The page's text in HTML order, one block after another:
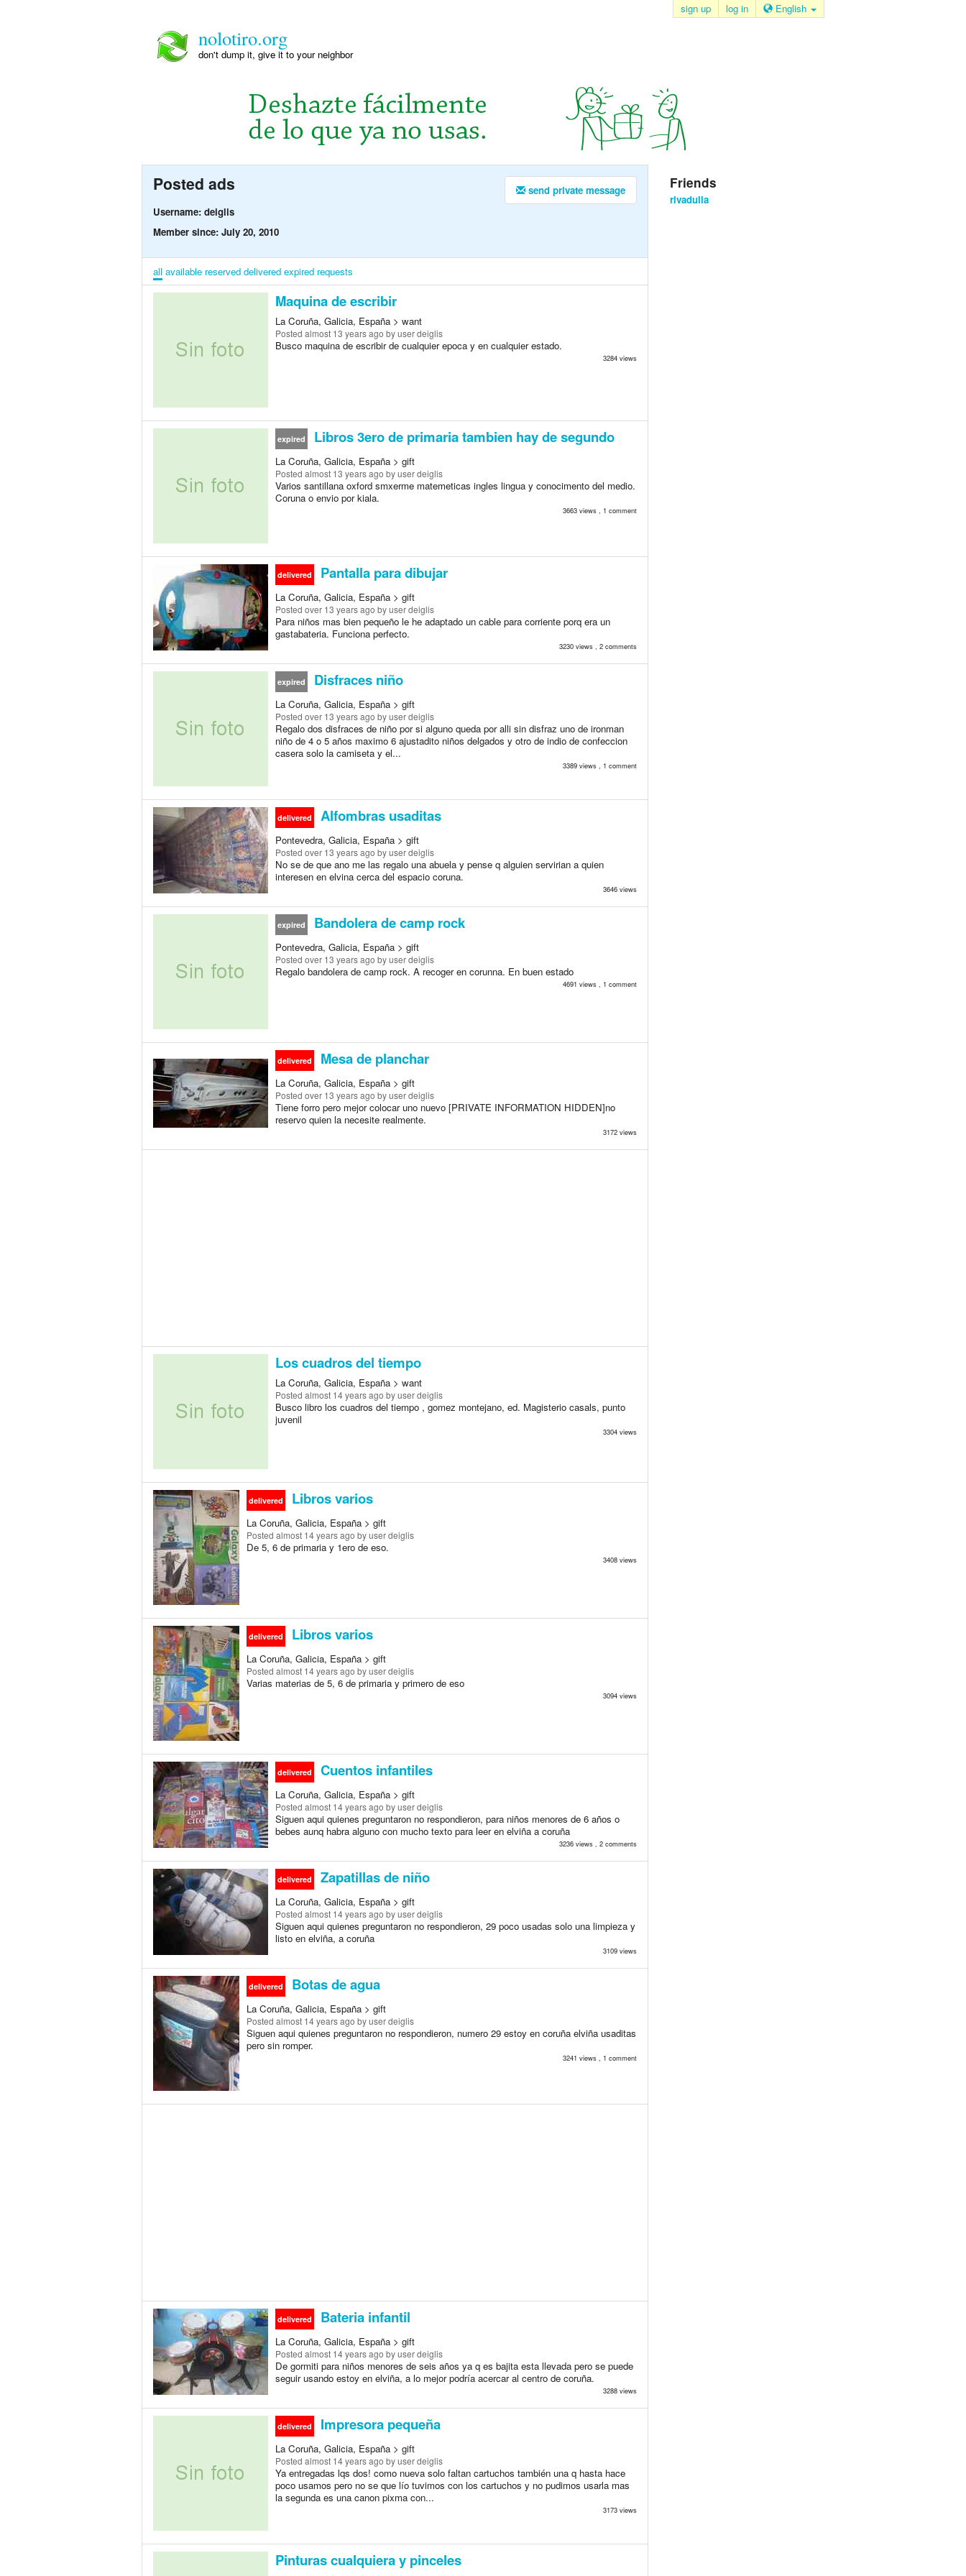
sign up log in English
nolotiro.org
don't dump it, give it to your neighbor
send private message
Posted ads
Username: deiglis
Member since: July 20, 2010
all available reserved delivered expired requests
Maquina de escribir
La Coruña, Galicia, España > want
Posted almost 13 years ago by user deiglis
Busco maquina de escribir de cualquier epoca y en cualquier estado.
3284 views
expired Libros 3ero de primaria tambien hay de segundo
La Coruña, Galicia, España > gift
Posted almost 13 years ago by user deiglis
Varios santillana oxford smxerme matemeticas ingles lingua y conocimento del medio.
Coruna o envio por kiala.
3663 views , 1 comment
delivered Pantalla para dibujar
La Coruña, Galicia, España > gift
Posted over 13 years ago by user deiglis
Para niños mas bien pequeño le he adaptado un cable para corriente porq era un
gastabateria. Funciona perfecto.
3230 views , 2 comments
expired Disfraces niño
La Coruña, Galicia, España > gift
Posted over 13 years ago by user deiglis
Regalo dos disfraces de niño por si alguno queda por alli sin disfraz uno de ironman
niño de 4 o 5 años maximo 6 ajustadito niños delgados y otro de indio de confeccion
casera solo la camiseta y el...
3389 views , 1 comment
delivered Alfombras usaditas
Pontevedra, Galicia, España > gift
Posted over 13 years ago by user deiglis
No se de que ano me las regalo una abuela y pense q alguien servirian a quien
interesen en elvina cerca del espacio coruna.
3646 views
expired Bandolera de camp rock
Pontevedra, Galicia, España > gift
Posted over 13 years ago by user deiglis
Regalo bandolera de camp rock. A recoger en corunna. En buen estado
4691 views , 1 comment
delivered Mesa de planchar
La Coruña, Galicia, España > gift
Posted over 13 years ago by user deiglis
Tiene forro pero mejor colocar uno nuevo [PRIVATE INFORMATION HIDDEN]no
reservo quien la necesite realmente.
3172 views
Los cuadros del tiempo
La Coruña, Galicia, España > want
Posted almost 14 years ago by user deiglis
Busco libro los cuadros del tiempo , gomez montejano, ed. Magisterio casals, punto
juvenil
3304 views
delivered Libros varios
La Coruña, Galicia, España > gift
Posted almost 14 years ago by user deiglis
De 5, 6 de primaria y 1ero de eso.
3408 views
delivered Libros varios
La Coruña, Galicia, España > gift
Posted almost 14 years ago by user deiglis
Varias materias de 5, 6 de primaria y primero de eso
3094 views
delivered Cuentos infantiles
La Coruña, Galicia, España > gift
Posted almost 14 years ago by user deiglis
Siguen aqui quienes preguntaron no respondieron, para niños menores de 6 años o
bebes aunq habra alguno con mucho texto para leer en elviña a coruña
3236 views , 2 comments
delivered Zapatillas de niño
La Coruña, Galicia, España > gift
Posted almost 14 years ago by user deiglis
Siguen aqui quienes preguntaron no respondieron, 29 poco usadas solo una limpieza y
listo en elviña, a coruña
3109 views
delivered Botas de agua
La Coruña, Galicia, España > gift
Posted almost 14 years ago by user deiglis
Siguen aqui quienes preguntaron no respondieron, numero 29 estoy en coruña elviña usaditas
pero sin romper.
3241 views , 1 comment
delivered Bateria infantil
La Coruña, Galicia, España > gift
Posted almost 14 years ago by user deiglis
De gormiti para niños menores de seis años ya q es bajita esta llevada pero se puede
seguir usando estoy en elviña, a lo mejor podría acercar al centro de coruña.
3288 views
delivered Impresora pequeña
La Coruña, Galicia, España > gift
Posted almost 14 years ago by user deiglis
Ya entregadas lqs dos! como nueva solo faltan cartuchos también una q hasta hace
poco usamos pero no se que lío tuvimos con los cartuchos y no pudimos usarla mas
la segunda es una canon pixma con...
3173 views
Pinturas cualquiera y pinceles
Friends
rivadulla